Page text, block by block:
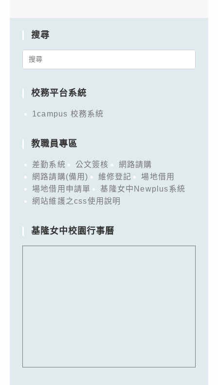
搜尋
Search
校務平台系統
1campus 校務系統
教職員專區
差勤系統 公文簽核
網路請購
網路請購(備用)
維修登記
場地借用
場地借用申請單
基隆女中Newplus系統
網站維護之css使用說明
基隆女中校園行事曆